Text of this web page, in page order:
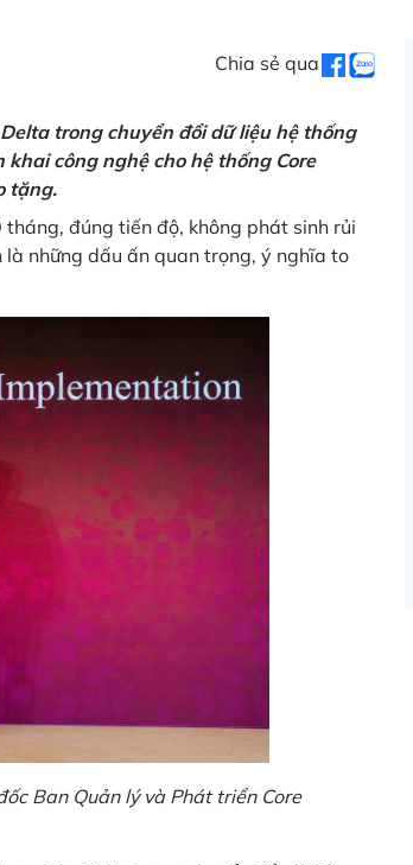
Chia sẻ qua
trong chuyển đổi dữ liệu hệ thống
công nghệ cho hệ thống Core
tặng.
đúng tiến độ, không phát sinh rủi
những dấu ấn quan trọng, ý nghĩa to
Ban Quản lý và Phát triển Core